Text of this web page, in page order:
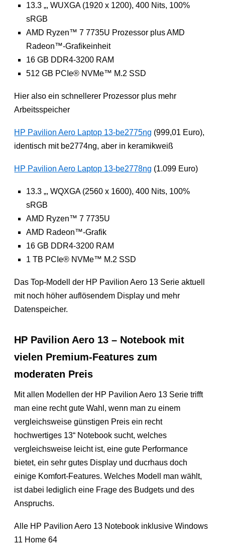
13.3 „, WUXGA (1920 x 1200), 400 Nits, 100%
sRGB
AMD Ryzen™ 7 7735U Prozessor plus AMD
Radeon™-Grafikeinheit
16 GB DDR4-3200 RAM
512 GB PCIe® NVMe™ M.2 SSD
Hier also ein schnellerer Prozessor plus mehr
Arbeitsspeicher
HP Pavilion Aero Laptop 13-be2775ng (999,01 Euro),
identisch mit be2774ng, aber in keramikweiß
HP Pavilion Aero Laptop 13-be2778ng (1.099 Euro)
13.3 „, WQXGA (2560 x 1600), 400 Nits, 100%
sRGB
AMD Ryzen™ 7 7735U
AMD Radeon™-Grafik
16 GB DDR4-3200 RAM
1 TB PCIe® NVMe™ M.2 SSD
Das Top-Modell der HP Pavilion Aero 13 Serie aktuell
mit noch höher auflösendem Display und mehr
Datenspeicher.
HP Pavilion Aero 13 – Notebook mit
vielen Premium-Features zum
moderaten Preis
Mit allen Modellen der HP Pavilion Aero 13 Serie trifft
man eine recht gute Wahl, wenn man zu einem
vergleichsweise günstigen Preis ein recht
hochwertiges 13“ Notebook sucht, welches
vergleichsweise leicht ist, eine gute Performance
bietet, ein sehr gutes Display und ducrhaus doch
einige Komfort-Features. Welches Modell man wählt,
ist dabei lediglich eine Frage des Budgets und des
Anspruchs.
Alle HP Pavilion Aero 13 Notebook inklusive Windows
11 Home 64